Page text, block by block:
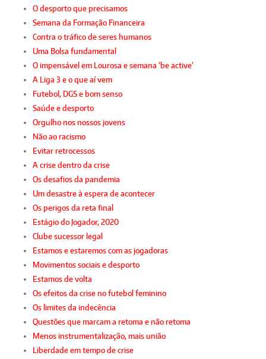
O desporto que precisamos
Semana da Formação Financeira
Contra o tráfico de seres humanos
Uma Bolsa fundamental
O impensável em Lourosa e semana ‘be active’
A Liga 3 e o que aí vem
Futebol, DGS e bom senso
Saúde e desporto
Orgulho nos nossos jovens
Não ao racismo
Evitar retrocessos
A crise dentro da crise
Os desafios da pandemia
Um desastre à espera de acontecer
Os perigos da reta final
Estágio do Jogador, 2020
Clube sucessor legal
Estamos e estaremos com as jogadoras
Movimentos sociais e desporto
Estamos de volta
Os efeitos da crise no futebol feminino
Os limites da indecência
Questões que marcam a retoma e não retoma
Menos instrumentalização, mais união
Liberdade em tempo de crise